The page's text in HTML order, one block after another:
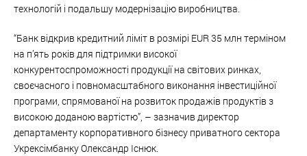
технологій і подальшу модернізацію виробництва.
“Банк відкрив кредитний ліміт в розмірі EUR 35 млн терміном
на п’ять років для підтримки високої
конкурентоспроможності продукції на світових ринках,
своєчасного і повномасштабного виконання інвестиційної
програми, спрямованої на розвиток продажів продуктів з
високою доданою вартістю”, – зазначив директор
департаменту корпоративного бізнесу приватного сектора
Укрексімбанку Олександр Існюк.